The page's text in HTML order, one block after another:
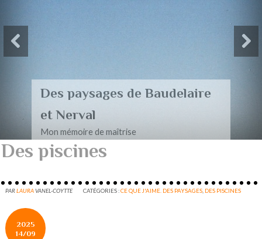
Des paysages de Baudelaire
et Nerval
Mon mémoire de maîtrise
Des piscines
PARLAURAVANEL-COYTTE CATÉGORIES :CE QUE J'AIME. DES PAYSAGES DES PISCINES
2025
14/09